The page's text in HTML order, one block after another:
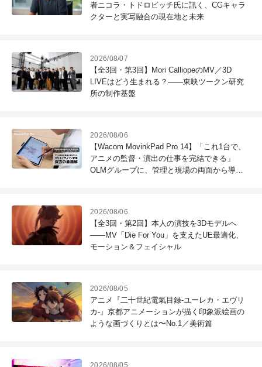
者ニコラ・トドロビッチ氏に訊く、CGキャラ
クターと実写融合の現在地と未来
2026/08/07
【全3回・第3回】Mori CalliopeのMV／3D
LIVEはどう生まれる？――東映ツークン研究
所の制作基盤
2026/08/06
【Wacom MovinkPad Pro 14】「これ1台で、
アニメの監督・演出の仕事を完結できる」
OLMグループに、管理と現場の両面から導入
2026/08/06
【全3回・第2回】本人の演技を3Dモデルへ
――MV「Die For You」を支えたUE最適化、
モーション＆フェイシャル
2026/08/05
アニメ『二十世紀電氣目録-ユーレカ・エヴリ
カ-』京都アニメーションが描く印象派絵画の
ような画づくりとは〜No.1／美術篇
2026/08/05